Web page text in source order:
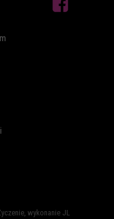
wykonanie JL